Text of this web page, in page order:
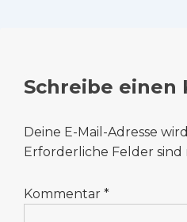
Schreibe einen
Deine E-Mail-Adresse
Erforderliche Felder sind
Kommentar *